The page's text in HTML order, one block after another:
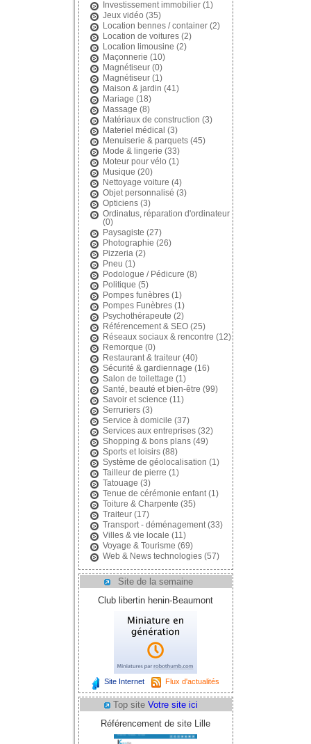
Investissement immobilier(1)
Jeux vidéo (35)
Location bennes / container(2)
Location de voitures(2)
Location limousine (2)
Maçonnerie (10)
Magnétiseur(0)
Magnétiseur(1)
Maison & jardin (41)
Mariage (18)
Massage (8)
Matériaux de construction (3)
Materiel médical (3)
Menuiserie & parquets(45)
Mode & lingerie (33)
Moteur pour vélo (1)
Musique (20)
Nettoyage voiture (4)
Objet personnalisé (3)
Opticiens(3)
Ordinatus, réparation d'ordinateur
(0)
Paysagiste (27)
Photographie (26)
Pizzeria (2)
Pneu (1)
Podologue / Pédicure (8)
Politique (5)
Pompes funèbres(1)
Pompes Funèbres(1)
Psychothérapeute (2)
Référencement & SEO(25)
Réseaux sociaux & rencontre (12)
Remorque (0)
Restaurant & traiteur(40)
Sécurité & gardiennage (16)
Salon de toilettage (1)
Santé, beauté et bien-être (99)
Savoir et science (11)
Serruriers(3)
Service à domicile (37)
Services aux entreprises(32)
Shopping & bons plans(49)
Sports et loisirs(88)
Système de géolocalisation (1)
Tailleur de pierre (1)
Tatouage (3)
Tenue de cérémonie enfant(1)
Toiture & Charpente (35)
Traiteur(17)
Transport - déménagement(33)
Villes & vie locale (11)
Voyage & Tourisme (69)
Web & News technologies(57)
Site de la semaine
Club libertin henin-Beaumont
Site Internet Flux d'actualités
Top site Votre site ici
Référencement de site Lille